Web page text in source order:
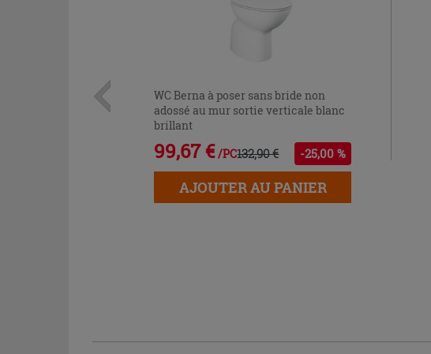
WC Berna à poser sans bride non
adossé au mur sortie verticale blanc
brillant
99,67 € /PC132,90 € -25,00 %
AJOUTER AU PANIER